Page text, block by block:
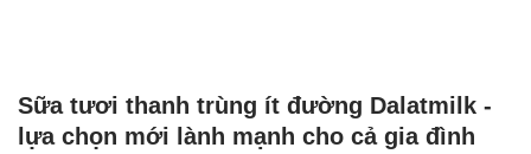
Sữa tươi thanh trùng ít đường Dalatmilk -
lựa chọn mới lành mạnh cho cả gia đình